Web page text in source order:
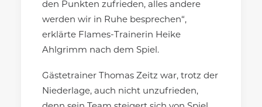
den Punkten zufrieden, alles andere
werden wir in Ruhe besprechen“,
erklärte Flames-Trainerin Heike
Ahlgrimm nach dem Spiel.
Gästetrainer Thomas Zeitz war, trotz der
Niederlage, auch nicht unzufrieden,